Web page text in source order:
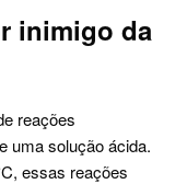
inimigo da
reações
uma solução ácida.
essas reações